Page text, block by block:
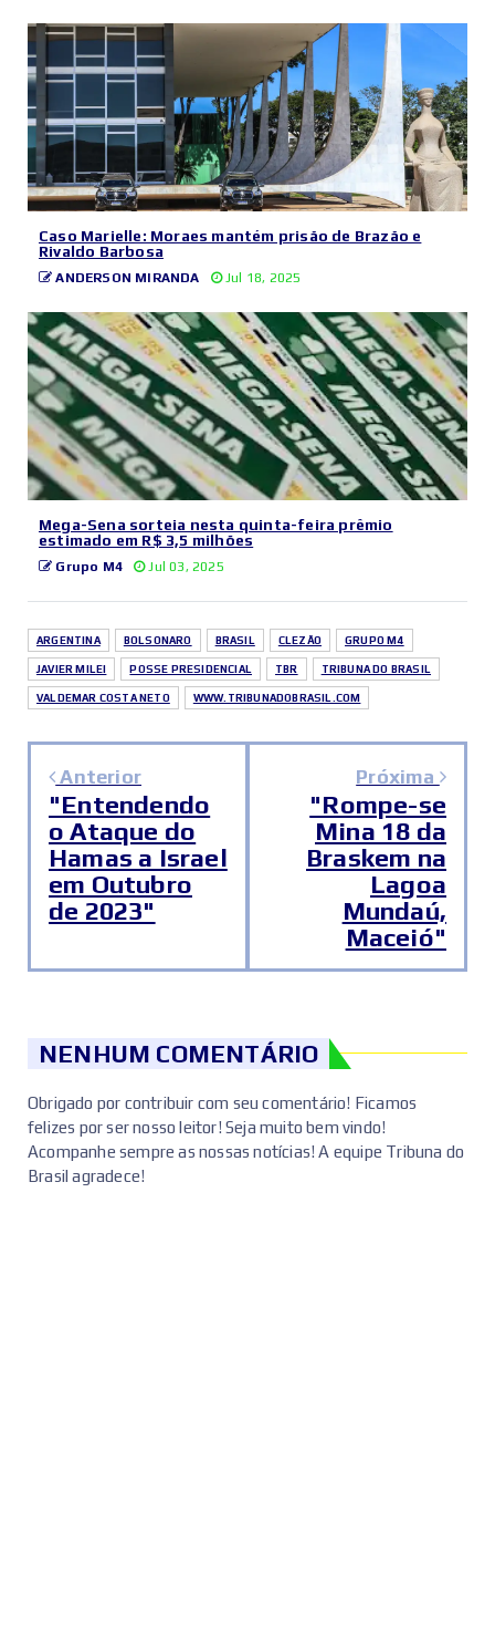
Caso Marielle: Moraes mantém prisão de Brazão e
Rivaldo Barbosa
ANDERSON MIRANDA Jul 18, 2025
Mega-Sena sorteia nesta quinta-feira prêmio
estimado em R$ 3,5 milhões
Grupo M4 Jul 03, 2025
ARGENTINA BOLSONARO BRASIL CLEZÃO GRUPO M4
JAVIER MILEI POSSE PRESIDENCIAL TBR TRIBUNA DO BRASIL
VALDEMAR COSTA NETO WWW.TRIBUNADOBRASIL.COM
Anterior
"Entendendo
o Ataque do
Hamas a Israel
em Outubro
de 2023"
Próxima
"Rompe-se
Mina 18 da
Braskem na
Lagoa
Mundaú,
Maceió"
NENHUM COMENTÁRIO
Obrigado por contribuir com seu comentário! Ficamos
felizes por ser nosso leitor! Seja muito bem vindo!
Acompanhe sempre as nossas notícias! A equipe Tribuna do
Brasil agradece!